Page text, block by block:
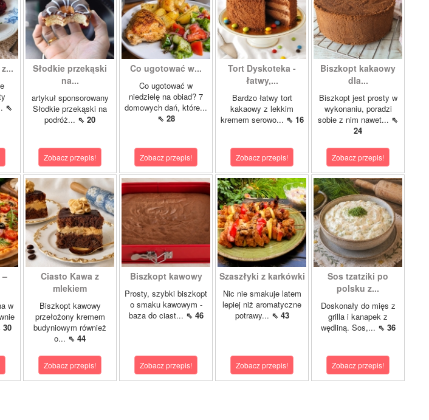
⇖
Słodkie przekąski
na...
artykuł sponsorowany
Słodkie przekąski na
podróż... ⇖ 20
Zobacz przepis!
Co ugotować w...
Co ugotować w
niedzielę na obiad? 7
domowych dań, które...
⇖ 28
Zobacz przepis!
Tort Dyskoteka -
łatwy,...
Bardzo łatwy tort
kakaowy z lekkim
kremem serowo... ⇖ 16
Zobacz przepis!
Biszkopt kakaowy
dla...
Biszkopt jest prosty w
wykonaniu, poradzi
sobie z nim nawet... ⇖
24
Zobacz przepis!
–
w
Ciasto Kawa z
mlekiem
Biszkopt kawowy
przełożony kremem
budyniowym również
o... ⇖ 44
Zobacz przepis!
Biszkopt kawowy
Prosty, szybki biszkopt
o smaku kawowym -
baza do ciast... ⇖ 46
Zobacz przepis!
Szaszłyki z karkówki
Nic nie smakuje latem
lepiej niż aromatyczne
potrawy... ⇖ 43
Zobacz przepis!
Sos tzatziki po
polsku z...
Doskonały do mięs z
grilla i kanapek z
wędliną. Sos,... ⇖ 36
Zobacz przepis!